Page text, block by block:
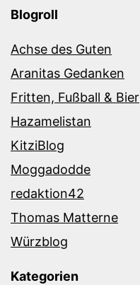
Blogroll
Achse des Guten
Aranitas Gedanken
Fritten, Fußball & Bier
Hazamelistan
KitziBlog
Moggadodde
redaktion42
Thomas Matterne
Würzblog
Kategorien